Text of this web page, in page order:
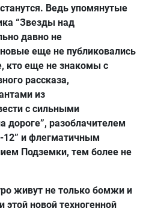
Ведь упомянутые
“Звезды над
давно не
еще не публиковались
кто еще не знакомы с
рассказа,
из
с сильными
дороге”, разоблачителем
12” и флегматичным
Подземки, тем более не
живут не только бомжи и
новой техногенной